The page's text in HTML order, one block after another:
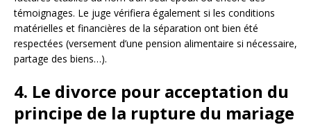
témoignages. Le juge vérifiera également si les conditions
matérielles et financières de la séparation ont bien été
respectées (versement d’une pension alimentaire si nécessaire,
partage des biens…).
4. Le divorce pour acceptation du
principe de la rupture du mariage